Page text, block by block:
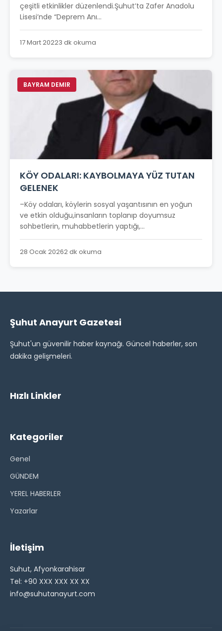
çeşitli etkinlikler düzenlendi.Şuhut’ta Zafer Anadolu
Lisesi’nde “Deprem Anı...
17 Mart 20223 dk okuma
BAYRAM DEMIR
KÖY ODALARI: KAYBOLMAYA YÜZ TUTAN
GELENEK
–Köy odaları, köylerin sosyal yaşantısının en yoğun
ve etkin olduğu,insanların toplanıp doyumsuz
sohbetlerin, muhabbetlerin yaptığı,...
28 Ocak 20262 dk okuma
Şuhut Anayurt Gazetesi
Şuhut'un güvenilir haber kaynağı. Güncel haberler, son
dakika gelişmeleri.
Hızlı Linkler
Kategoriler
Genel
GÜNDEM
YEREL HABERLER
Yazarlar
İletişim
Suhut, Afyonkarahisar
Tel: +90 XXX XXX XX XX
info@suhutanayurt.com